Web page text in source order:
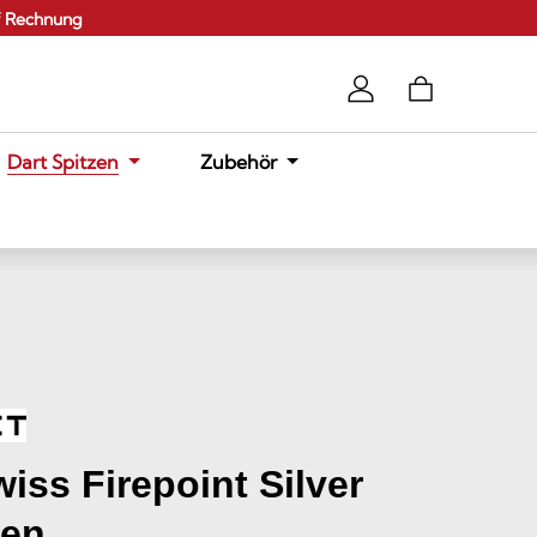
Dart Spitzen Zubehör
Firepoint Silver